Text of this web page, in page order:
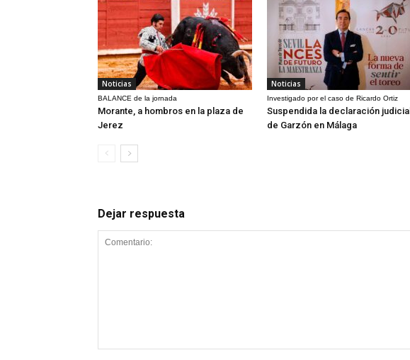
Noticias
BALANCE de la jornada
Morante, a hombros en la plaza de
Jerez
Noticias
Investigado por el caso de Ricardo Ortiz
Suspendida la declaración judicial
de Garzón en Málaga
Dejar respuesta